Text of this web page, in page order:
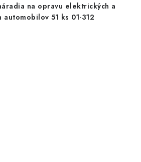
na opravu elektrických a
automobilov 51 ks 01-312